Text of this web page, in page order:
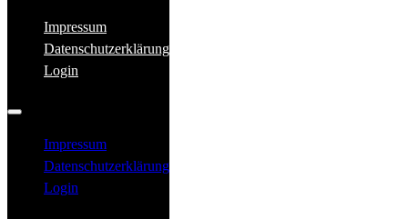
Impressum
Datenschutzerklärung
Login
Impressum
Datenschutzerklärung
Login